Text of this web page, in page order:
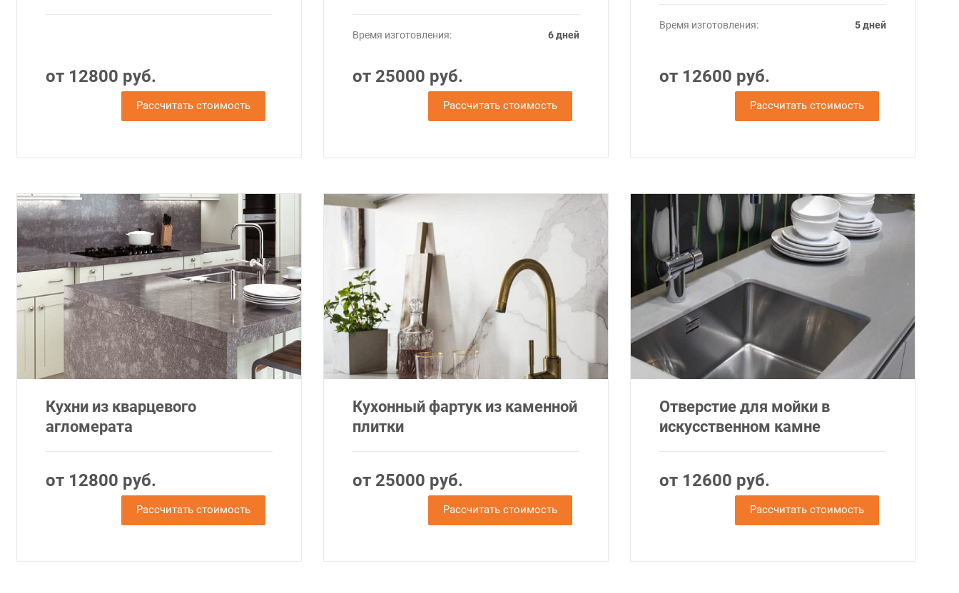
от 12800 руб.
Рассчитать стоимость
Время изготовления: 6 дней
от 25000 руб.
Рассчитать стоимость
Время изготовления: 5 дней
от 12600 руб.
Рассчитать стоимость
Кухни из кварцевого
агломерата
от 12800 руб.
Рассчитать стоимость
Кухонный фартук из каменной
плитки
от 25000 руб.
Рассчитать стоимость
Отверстие для мойки в
искусственном камне
от 12600 руб.
Рассчитать стоимость